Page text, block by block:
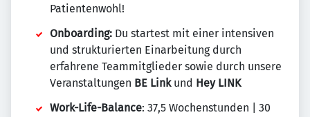
Patientenwohl!
Onboarding: Du startest mit einer intensiven
und strukturierten Einarbeitung durch
erfahrene Teammitglieder sowie durch unsere
Veranstaltungen BE Linkund Hey LINK
Work-Life-Balance: 37,5 Wochenstunden | 30